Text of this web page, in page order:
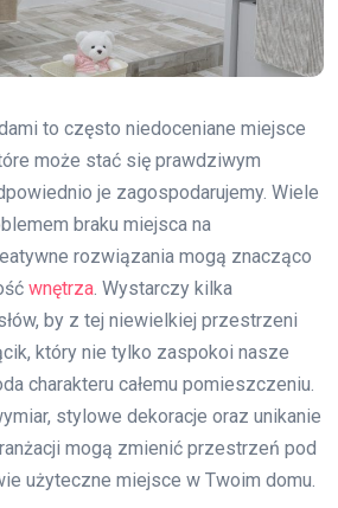
to często niedoceniane miejsce
może stać się prawdziwym
je zagospodarujemy. Wiele
braku miejsca na
rozwiązania mogą znacząco
wnętrza. Wystarczy kilka
by z tej niewielkiej przestrzeni
który nie tylko zaspokoi nasze
charakteru całemu pomieszczeniu.
stylowe dekoracje oraz unikanie
mogą zmienić przestrzeń pod
użyteczne miejsce w Twoim domu.